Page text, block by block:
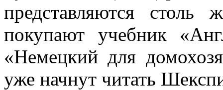
представляются
покупают учебник
«Немецкий для
уже начнут читать